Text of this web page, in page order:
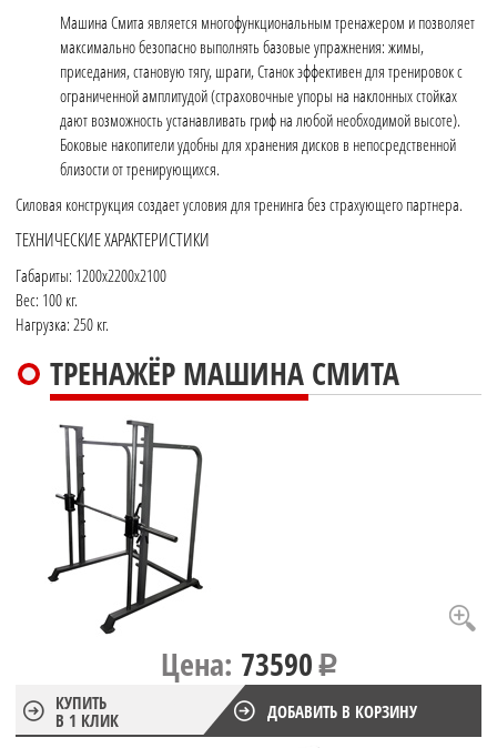
Машина Смита является многофункциональным тренажером и позволяет
максимально безопасно выполнять базовые упражнения: жимы,
приседания, становую тягу, шраги, Станок эффективен для тренировок с
ограниченной амплитудой (страховочные упоры на наклонных стойках
дают возможность устанавливать гриф на любой необходимой высоте).
Боковые накопители удобны для хранения дисков в непосредственной
близости от тренирующихся.
Силовая конструкция создает условия для тренинга без страхующего партнера.
ТЕХНИЧЕСКИЕ ХАРАКТЕРИСТИКИ
Габариты: 1200x2200x2100
Вес: 100 кг.
Нагрузка: 250 кг.
ТРЕНАЖЁР МАШИНА СМИТА
Цена: 73590
КУПИТЬ
В 1 КЛИК
ДОБАВИТЬ В КОРЗИНУ